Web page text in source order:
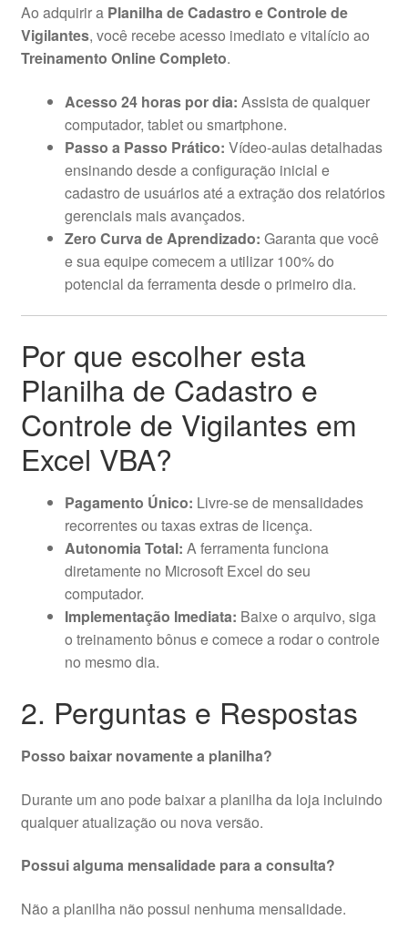
Ao adquirir a Planilha de Cadastro e Controle de
Vigilantes, você recebe acesso imediato e vitalício ao
Treinamento Online Completo.
Acesso 24 horas por dia: Assista de qualquer
computador, tablet ou smartphone.
Passo a Passo Prático: Vídeo-aulas detalhadas
ensinando desde a configuração inicial e
cadastro de usuários até a extração dos relatórios
gerenciais mais avançados.
Zero Curva de Aprendizado: Garanta que você
e sua equipe comecem a utilizar 100% do
potencial da ferramenta desde o primeiro dia.
Por que escolher esta
Planilha de Cadastro e
Controle de Vigilantes em
Excel VBA?
Pagamento Único: Livre-se de mensalidades
recorrentes ou taxas extras de licença.
Autonomia Total: A ferramenta funciona
diretamente no Microsoft Excel do seu
computador.
Implementação Imediata: Baixe o arquivo, siga
o treinamento bônus e comece a rodar o controle
no mesmo dia.
2. Perguntas e Respostas
Posso baixar novamente a planilha?
Durante um ano pode baixar a planilha da loja incluindo
qualquer atualização ou nova versão.
Possui alguma mensalidade para a consulta?
Não a planilha não possui nenhuma mensalidade.